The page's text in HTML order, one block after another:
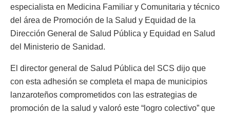
especialista en Medicina Familiar y Comunitaria y técnico
del área de Promoción de la Salud y Equidad de la
Dirección General de Salud Pública y Equidad en Salud
del Ministerio de Sanidad.
El director general de Salud Pública del SCS dijo que
con esta adhesión se completa el mapa de municipios
lanzaroteños comprometidos con las estrategias de
promoción de la salud y valoró este “logro colectivo” que